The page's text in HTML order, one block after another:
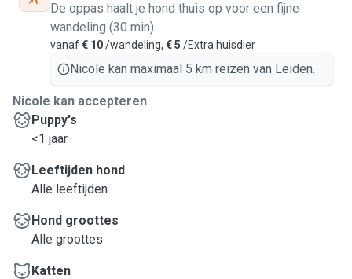
De oppas haalt je hond thuis op voor een fijne
wandeling (30 min)
vanaf€ 10/wandeling, € 5 /Extra huisdier
Nicole kan maximaal 5 km reizen van Leiden.
Nicole kan accepteren
Puppy's
<1 jaar
Leeftijden hond
Alle leeftijden
Hond groottes
Alle groottes
Katten